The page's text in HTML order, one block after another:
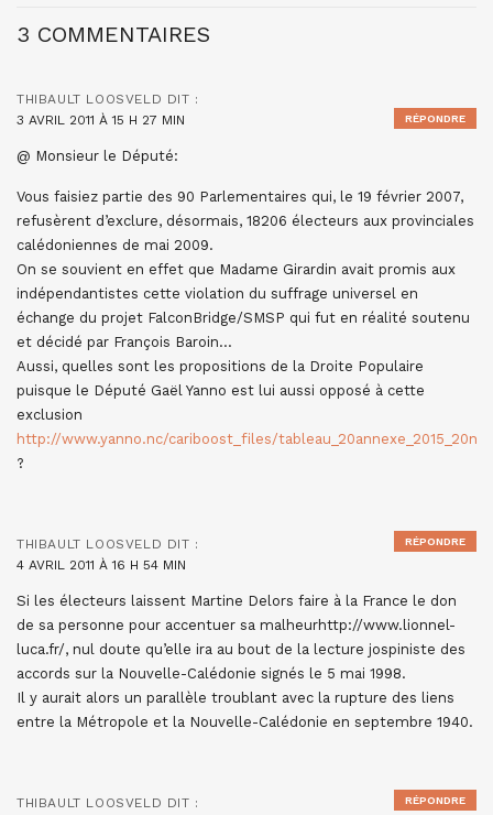
3 COMMENTAIRES
THIBAULT LOOSVELD DIT :
3 AVRIL 2011 À 15 H 27 MIN
@ Monsieur le Député:
Vous faisiez partie des 90 Parlementaires qui, le 19 février 2007,
refusèrent d’exclure, désormais, 18206 électeurs aux provinciales
calédoniennes de mai 2009.
On se souvient en effet que Madame Girardin avait promis aux
indépendantistes cette violation du suffrage universel en
échange du projet FalconBridge/SMSP qui fut en réalité soutenu
et décidé par François Baroin…
Aussi, quelles sont les propositions de la Droite Populaire
puisque le Député Gaël Yanno est lui aussi opposé à cette
exclusion
http://www.yanno.nc/cariboost_files/
?
RÉPONDRE
THIBAULT LOOSVELD DIT :
4 AVRIL 2011 À 16 H 54 MIN
Si les électeurs laissent Martine Delors faire à la France le don
de sa personne pour accentuer sa malheurhttp://www.lionnel-
luca.fr/, nul doute qu’elle ira au bout de la lecture jospiniste des
accords sur la Nouvelle-Calédonie signés le 5 mai 1998.
Il y aurait alors un parallèle troublant avec la rupture des liens
entre la Métropole et la Nouvelle-Calédonie en septembre 1940.
RÉPONDRE
THIBAULT LOOSVELD DIT :
RÉPONDRE